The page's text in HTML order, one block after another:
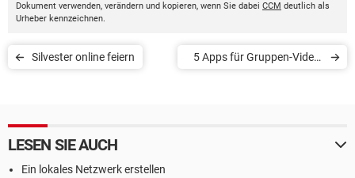
Dokument verwenden, verändern und kopieren, wenn Sie dabei CCM deutlich als
Urheber kennzeichnen.
Silvester online feiern
5 Apps für Gruppen-Video-
LESEN SIE AUCH
Ein lokales Netzwerk erstellen